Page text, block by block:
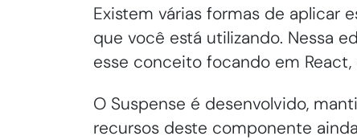
Existem várias formas de aplicar
que você está utilizando. Nessa
esse conceito focando em
O Suspense é desenvolvido,
recursos deste componente